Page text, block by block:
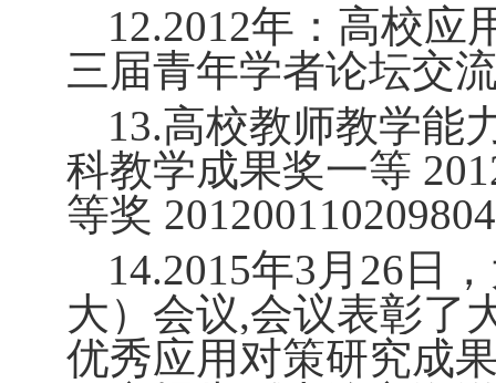
12.2012年：高校应
三届青年学者论坛交
13.高校教师教学能
科教学成果奖一等
等奖 201200110209804
14.2015年3 月 26 日
大）会议,会议表彰了
优秀应用对策研究成